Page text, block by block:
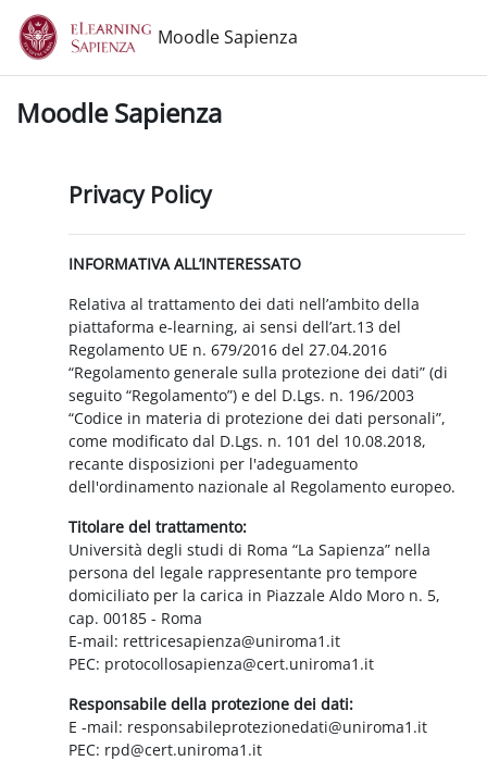
Vai al contenuto principale
Moodle Sapienza
Moodle Sapienza
Privacy Policy
INFORMATIVA ALL’INTERESSATO
Relativa al trattamento dei dati nell’ambito della
piattaforma e-learning, ai sensi dell’art.13 del
Regolamento UE n. 679/2016 del 27.04.2016
“Regolamento generale sulla protezione dei dati” (di
seguito “Regolamento”) e del D.Lgs. n. 196/2003
“Codice in materia di protezione dei dati personali”,
come modificato dal D.Lgs. n. 101 del 10.08.2018,
recante disposizioni per l'adeguamento
dell'ordinamento nazionale al Regolamento europeo.
Titolare del trattamento:
Università degli studi di Roma “La Sapienza” nella
persona del legale rappresentante pro tempore
domiciliato per la carica in Piazzale Aldo Moro n. 5,
cap. 00185 - Roma
E-mail: rettricesapienza@uniroma1.it
PEC: protocollosapienza@cert.uniroma1.it
Responsabile della protezione dei dati:
E -mail: responsabileprotezionedati@uniroma1.it
PEC: rpd@cert.uniroma1.it